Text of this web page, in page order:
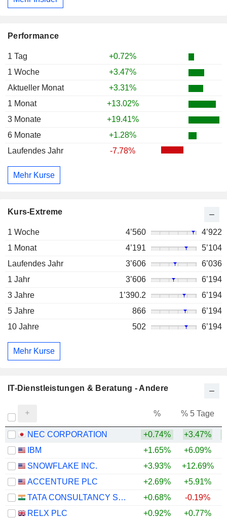
Performance
1 Tag
+0.72%
1 Woche
+3.47%
Aktueller Monat
+3.31%
1 Monat
+13.02%
3 Monate
+19.41%
6 Monate
+1.28%
Laufendes Jahr
-7.78%
Mehr Kurse
Kurs-Extreme
1 Woche 4’560
4’922
1 Monat
4’191
5’104
Laufendes Jahr
3’606
6’036
1 Jahr
3’606
6’194
3 Jahre
1’390.2
6’194
5 Jahre
866
6’194
10 Jahre
502 6’194
Mehr Kurse
IT-Dienstleistungen & Beratung - Andere
% % 5 Tage
NEC CORPORATION +0.74% +3.47%
IBM
+1.65% +6.09%
SNOWFLAKE INC.
+3.93% +12.69%
ACCENTURE PLC
+2.69% +5.91%
TATA CONSULTANCY SERVICES LTD.
+0.68% -0.19%
RELX PLC
+0.92% +0.77%